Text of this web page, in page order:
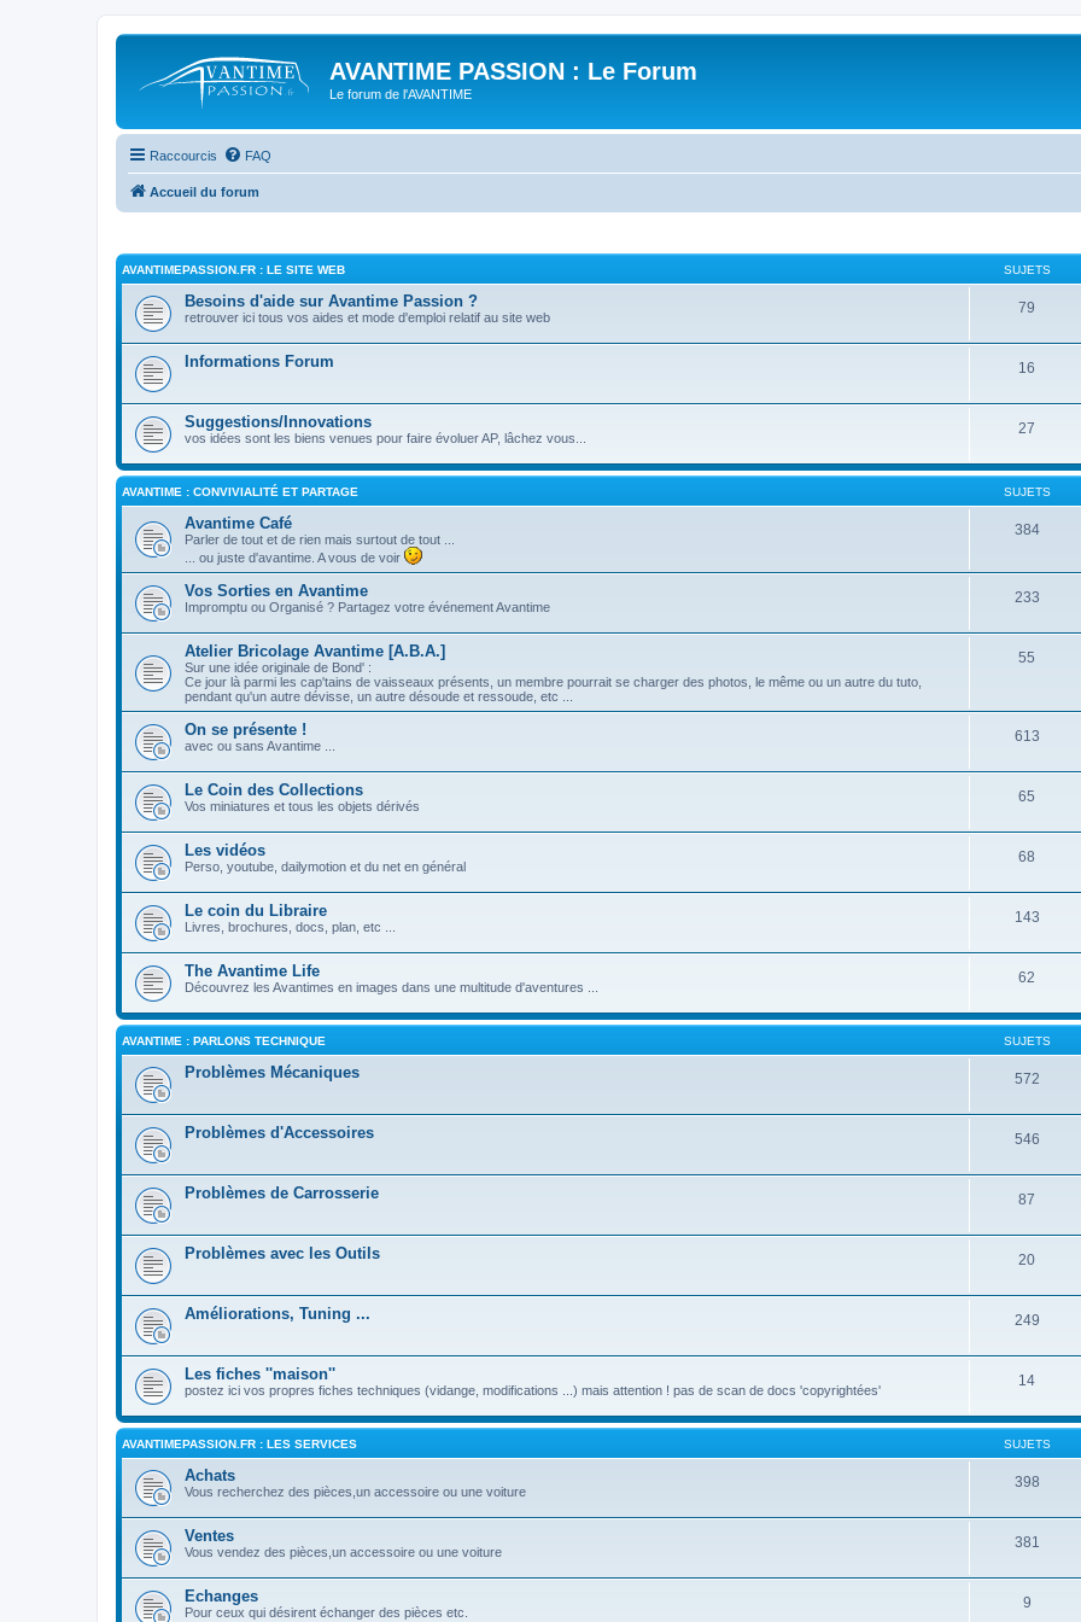
AVANTIME PASSION : Le Forum
Le forum de l'AVANTIME
Raccourcis FAQ
Accueil du forum
AVANTIMEPASSION.FR : LE SITE WEB SUJETS
Besoins d'aide sur Avantime Passion ?
retrouver ici tous vos aides et mode d'emploi relatif au site web
79
Informations Forum 16
Suggestions/Innovations
vos idées sont les biens venues pour faire évoluer AP, lâchez vous...
27
AVANTIME : CONVIVIALITÉ ET PARTAGE SUJETS
Avantime Café
Parler de tout et de rien mais surtout de tout ...
... ou juste d'avantime. A vous de voir
384
Vos Sorties en Avantime
Impromptu ou Organisé ? Partagez votre événement Avantime
233
Atelier Bricolage Avantime [A.B.A.]
Sur une idée originale de Bond' :
Ce jour là parmi les cap'tains de vaisseaux présents, un membre pourrait se charger des photos, le même ou un autre du tuto,
pendant qu'un autre dévisse, un autre désoude et ressoude, etc ...
55
On se présente !
avec ou sans Avantime ...
613
Le Coin des Collections
Vos miniatures et tous les objets dérivés
65
Les vidéos
Perso, youtube, dailymotion et du net en général
68
Le coin du Libraire
Livres, brochures, docs, plan, etc ...
143
The Avantime Life
Découvrez les Avantimes en images dans une multitude d'aventures ...
62
AVANTIME : PARLONS TECHNIQUE SUJETS
Problèmes Mécaniques 572
Problèmes d'Accessoires 546
Problèmes de Carrosserie 87
Problèmes avec les Outils 20
Améliorations, Tuning ... 249
Les fiches ''maison''
postez ici vos propres fiches techniques (vidange, modifications ...) mais attention ! pas de scan de docs 'copyrightées'
14
AVANTIMEPASSION.FR : LES SERVICES SUJETS
Achats
Vous recherchez des pièces,un accessoire ou une voiture
398
Ventes
Vous vendez des pièces,un accessoire ou une voiture
381
Echanges
Pour ceux qui désirent échanger des pièces etc.
9